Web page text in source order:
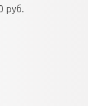
руб.